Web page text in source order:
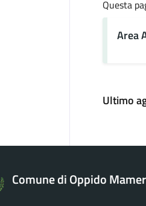
Questa
Area
Ultimo
Comune di Oppido